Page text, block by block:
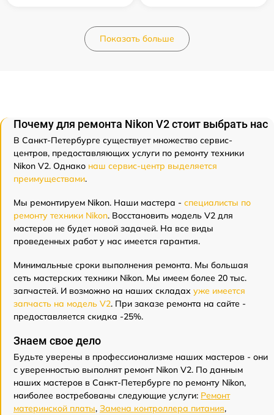
Показать больше
Почему для ремонта Nikon V2 стоит выбрать нас
В Санкт-Петербурге существует множество сервис-
центров, предоставляющих услуги по ремонту техники
Nikon V2. Однако наш сервис-центр выделяется
преимуществами.
Мы ремонтируем Nikon. Наши мастера - специалисты по
ремонту техники Nikon. Восстановить модель V2 для
мастеров не будет новой задачей. На все виды
проведенных работ у нас имеется гарантия.
Минимальные сроки выполнения ремонта. Мы большая
сеть мастерских техники Nikon. Мы имеем более 20 тыс.
запчастей. И возможно на наших складах уже имеется
запчасть на модель V2. При заказе ремонта на сайте -
предоставляется скидка -25%.
Знаем свое дело
Будьте уверены в профессионализме наших мастеров - они
с уверенностью выполнят ремонт Nikon V2. По данным
наших мастеров в Санкт-Петербурге по ремонту Nikon,
наиболее востребованы следующие услуги: Ремонт
материнской платы, Замена контроллера питания,